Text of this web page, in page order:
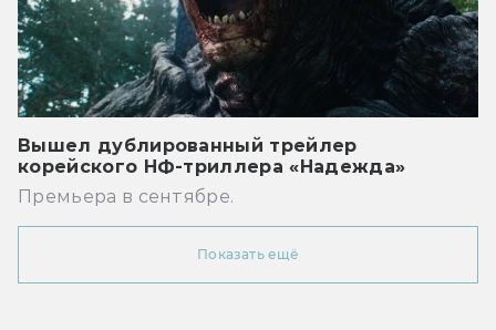
Вышел дублированный трейлер
корейского НФ-триллера «Надежда»
Премьера в сентябре.
Показать ещё